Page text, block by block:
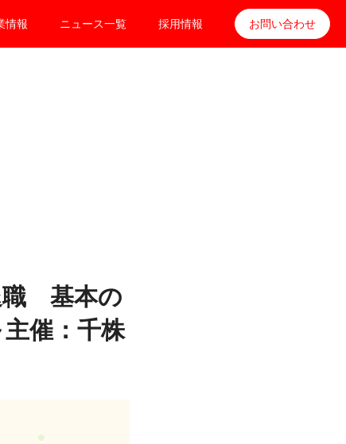
情報 ニュース一覧 採用情報 お問い合わせ
職 基本の
催：千株